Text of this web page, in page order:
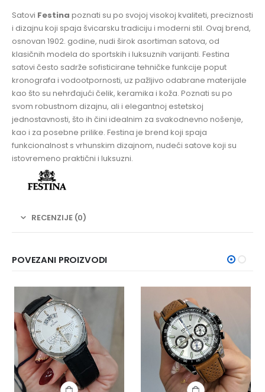
Satovi Festina poznati su po svojoj visokoj kvaliteti, preciznosti
i dizajnu koji spaja švicarsku tradiciju i moderni stil. Ovaj brend,
osnovan 1902. godine, nudi širok asortiman satova, od
klasičnih modela do sportskih i luksuznih varijanti. Festina
satovi često sadrže sofisticirane tehničke funkcije poput
kronografa i vodootpornosti, uz pažljivo odabrane materijale
kao što su nehrđajući čelik, keramika i koža. Poznati su po
svom robustnom dizajnu, ali i elegantnoj estetskoj
jednostavnosti, što ih čini idealnim za svakodnevno nošenje,
kao i za posebne prilike. Festina je brend koji spaja
funkcionalnost s vrhunskim dizajnom, nudeći satove koji su
istovremeno praktični i luksuzni.
RECENZIJE (0)
POVEZANI PROIZVODI